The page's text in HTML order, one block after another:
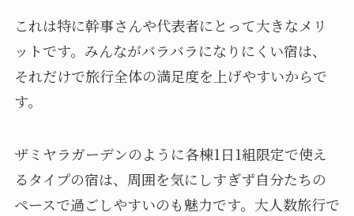
これは特に幹事さんや代表者にとって大きなメリ
ットです。みんながバラバラになりにくい宿は、
それだけで旅行全体の満足度を上げやすいからで
す。
ザミヤラガーデンのように各棟1日1組限定で使え
るタイプの宿は、周囲を気にしすぎず自分たちの
ペースで過ごしやすいのも魅力です。大人数旅行で